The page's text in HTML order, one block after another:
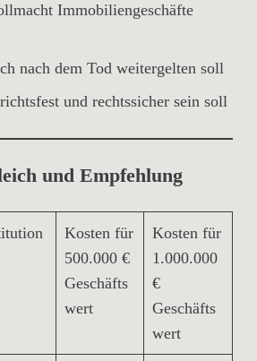
Immobiliengeschäfte
nach dem Tod weitergelten soll
und rechtssicher sein soll
und Empfehlung
Kosten für
500.000 €
Geschäfts
wert
Kosten für
1.000.000
€
Geschäfts
wert